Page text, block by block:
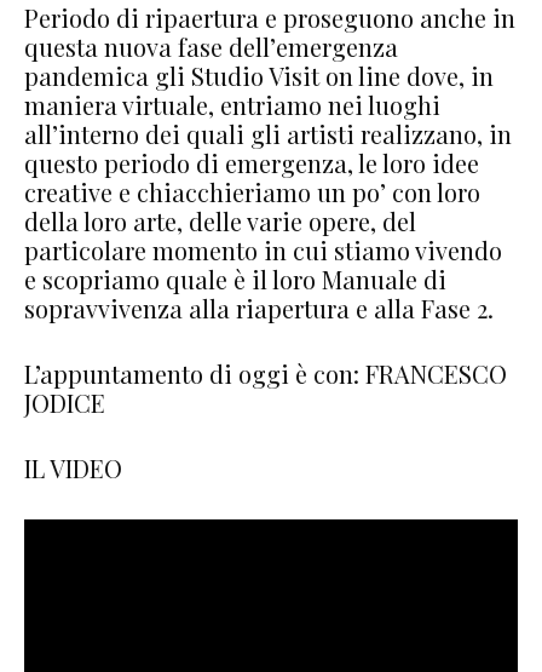
Periodo di ripaertura e proseguono anche in
questa nuova fase dell’emergenza
pandemica gli Studio Visit on line dove, in
maniera virtuale, entriamo nei luoghi
all’interno dei quali gli artisti realizzano, in
questo periodo di emergenza, le loro idee
creative e chiacchieriamo un po’ con loro
della loro arte, delle varie opere, del
particolare momento in cui stiamo vivendo
e scopriamo quale è il loro Manuale di
sopravvivenza alla riapertura e alla Fase 2.
L’appuntamento di oggi è con: FRANCESCO
JODICE
IL VIDEO